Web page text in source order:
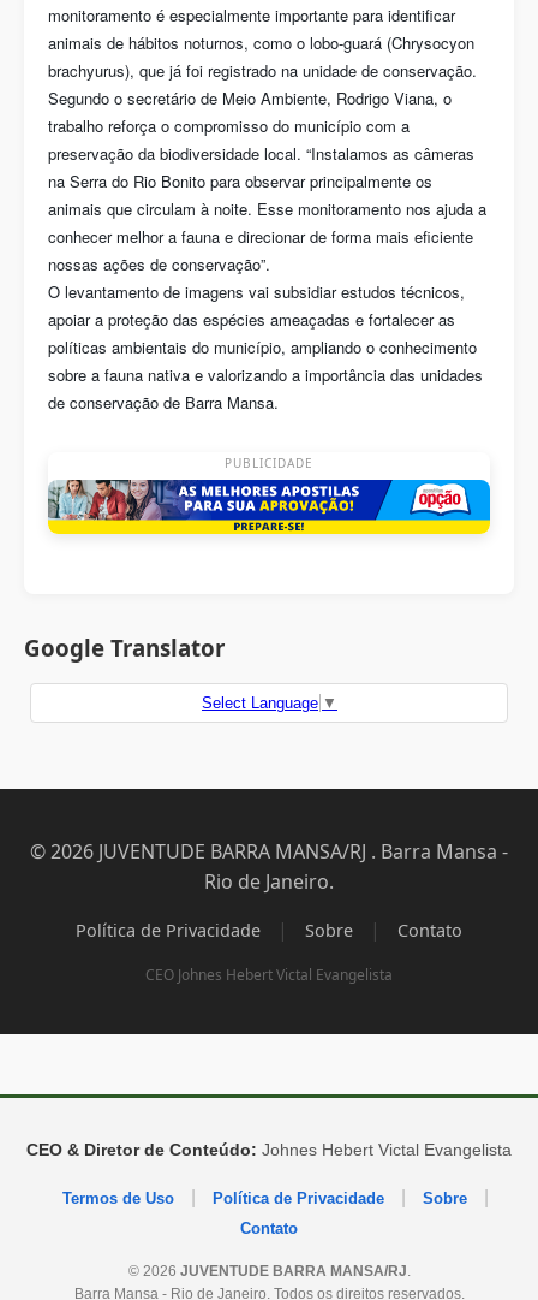
monitoramento é especialmente importante para identificar
animais de hábitos noturnos, como o lobo-guará (Chrysocyon
brachyurus), que já foi registrado na unidade de conservação.
Segundo o secretário de Meio Ambiente, Rodrigo Viana, o
trabalho reforça o compromisso do município com a
preservação da biodiversidade local. “Instalamos as câmeras
na Serra do Rio Bonito para observar principalmente os
animais que circulam à noite. Esse monitoramento nos ajuda a
conhecer melhor a fauna e direcionar de forma mais eficiente
nossas ações de conservação”.
O levantamento de imagens vai subsidiar estudos técnicos,
apoiar a proteção das espécies ameaçadas e fortalecer as
políticas ambientais do município, ampliando o conhecimento
sobre a fauna nativa e valorizando a importância das unidades
de conservação de Barra Mansa.
PUBLICIDADE
Google Translator
Select Language ▼
© 2026 JUVENTUDE BARRA MANSA/RJ . Barra Mansa -
Rio de Janeiro.
Política de Privacidade | Sobre | Contato
CEO Johnes Hebert Victal Evangelista
CEO & Diretor de Conteúdo: Johnes Hebert Victal Evangelista
Termos de Uso Política de Privacidade Sobre
Contato
© 2026 JUVENTUDE BARRA MANSA/RJ.
Barra Mansa - Rio de Janeiro. Todos os direitos reservados.